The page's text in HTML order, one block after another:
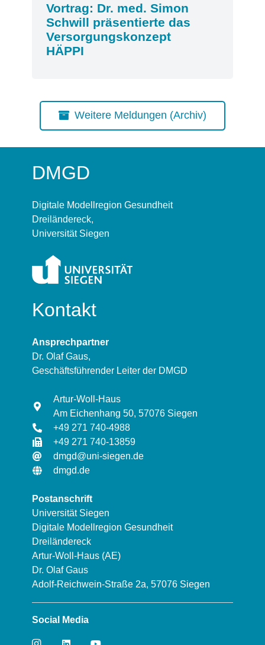
Vortrag: Dr. med. Simon
Schwill präsentierte das
Versorgungskonzept
HÄPPI
Weitere Meldungen (Archiv)
DMGD
Digitale Modellregion Gesundheit
Dreiländereck,
Universität Siegen
Kontakt
Ansprechpartner
Dr. Olaf Gaus,
Geschäftsführender Leiter der DMGD
Artur-Woll-Haus
Am Eichenhang 50, 57076 Siegen
+49 271 740-4988
+49 271 740-13859
dmgd@uni-siegen.de
dmgd.de
Postanschrift
Universität Siegen
Digitale Modellregion Gesundheit
Dreiländereck
Artur-Woll-Haus (AE)
Dr. Olaf Gaus
Adolf-Reichwein-Straße 2a, 57076 Siegen
Social Media